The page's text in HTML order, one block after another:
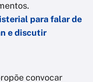
para falar de
e discutir
convocar